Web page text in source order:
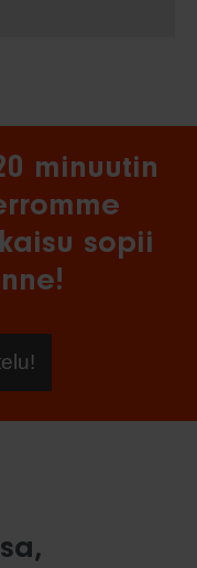
minuutin
sopii